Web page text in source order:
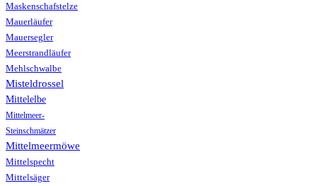
Maskenschafstelze
Mauerläufer
Mauersegler
Meerstrandläufer
Mehlschwalbe
Misteldrossel
Mittelelbe
Mittelmeer-
Steinschmätzer
Mittelmeermöwe
Mittelspecht
Mittelsäger